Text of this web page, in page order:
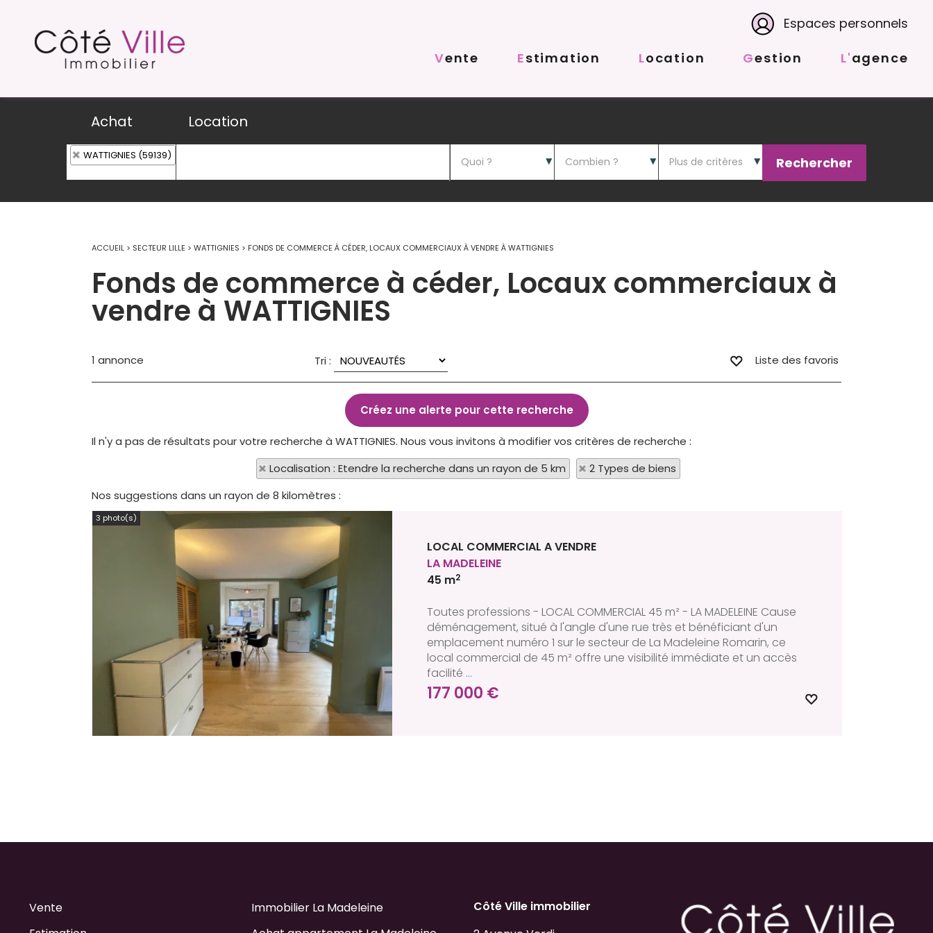
Espaces personnels
Vente
Estimation Location Gestion L'agence
Achat Location
WATTIGNIES (59139)
ACCUEIL > SECTEUR LILLE > WATTIGNIES > FONDS DE COMMERCE À CÉDER, LOCAUX COMMERCIAUX À VENDRE À WATTIGNIES
Fonds de commerce à céder, Locaux commerciaux à
vendre à WATTIGNIES
1 annonce Tri : Liste des favoris
Il n'y a pas de résultats pour votre recherche à WATTIGNIES. Nous vous invitons à modifier vos critères de recherche :
Localisation : Etendre la recherche dans un rayon de 5 km
2 Types de biens
Nos suggestions dans un rayon de 8 kilomètres :
3 photo(s)
177 000 €
LOCAL COMMERCIAL A VENDRE
LA MADELEINE
45 m2
Toutes professions - LOCAL COMMERCIAL 45 m² - LA MADELEINE Cause
déménagement, situé à l'angle d'une rue très et bénéficiant d'un
emplacement numéro 1 sur le secteur de La Madeleine Romarin, ce
local commercial de 45 m² offre une visibilité immédiate et un accès
facilité ...
Vente
Immobilier La Madeleine
Côté Ville immobilier